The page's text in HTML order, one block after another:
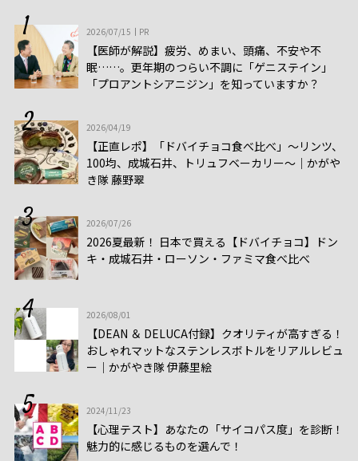
2026/07/15 PR
【医師が解説】疲労、めまい、頭痛、不安や不
眠……。更年期のつらい不調に「ゲニステイン」
「プロアントシアニジン」を知っていますか？
2026/04/19
【正直レポ】「ドバイチョコ食べ比べ」～リンツ、
100均、成城石井、トリュフベーカリー～｜かがや
き隊 藤野翠
2026/07/26
2026夏最新！ 日本で買える【ドバイチョコ】ドン
キ・成城石井・ローソン・ファミマ食べ比べ
2026/08/01
【DEAN ＆ DELUCA付録】クオリティが高すぎる！
おしゃれマットなステンレスボトルをリアルレビュ
ー│かがやき隊 伊藤里絵
2024/11/23
【心理テスト】あなたの「サイコパス度」を診断！
魅力的に感じるものを選んで！